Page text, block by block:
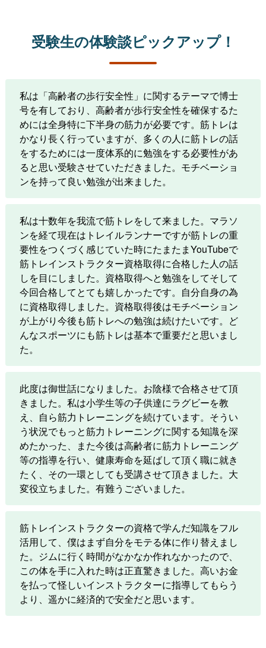
受験生の体験談ピックアップ！
私は「高齢者の歩行安全性」に関するテーマで博士
号を有しており、高齢者が歩行安全性を確保するた
めには全身特に下半身の筋力が必要です。筋トレは
かなり長く行っていますが、多くの人に筋トレの話
をするためには一度体系的に勉強をする必要性があ
ると思い受験させていただきました。モチベーショ
ンを持って良い勉強が出来ました。
私は十数年を我流で筋トレをして来ました。マラソ
ンを経て現在はトレイルランナーですが筋トレの重
要性をつくづく感じていた時にたまたまYouTubeで
筋トレインストラクター資格取得に合格した人の話
しを目にしました。資格取得へと勉強をしてそして
今回合格してとても嬉しかったです。自分自身の為
に資格取得しました。資格取得後はモチベーション
が上がり今後も筋トレへの勉強は続けたいです。ど
んなスポーツにも筋トレは基本で重要だと思いまし
た。
此度は御世話になりました。お陰様で合格させて頂
きました。私は小学生等の子供達にラグビーを教
え、自ら筋力トレーニングを続けています。そうい
う状況でもっと筋力トレーニングに関する知識を深
めたかった、また今後は高齢者に筋力トレーニング
等の指導を行い、健康寿命を延ばして頂く職に就き
たく、その一環としても受講させて頂きました。大
変役立ちました。有難うございました。
筋トレインストラクターの資格で学んだ知識をフル
活用して、僕はまず自分をモテる体に作り替えまし
た。ジムに行く時間がなかなか作れなかったので、
この体を手に入れた時は正直驚きました。高いお金
を払って怪しいインストラクターに指導してもらう
より、遥かに経済的で安全だと思います。